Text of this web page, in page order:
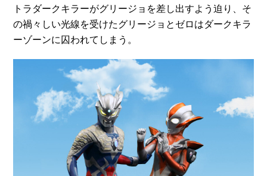
トラダークキラーがグリージョを差し出すよう迫り、そ
の禍々しい光線を受けたグリージョとゼロはダークキラ
ーゾーンに囚われてしまう。